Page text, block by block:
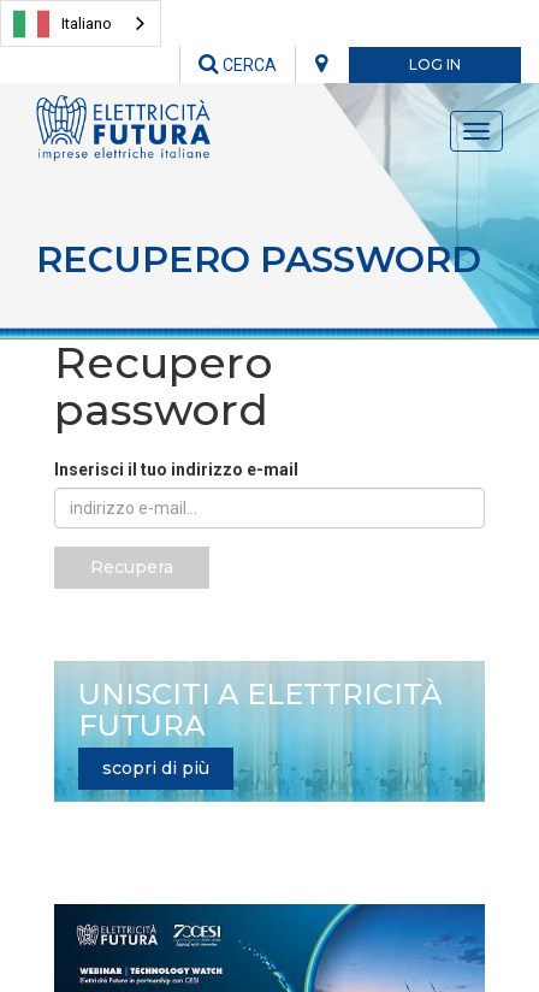
Italiano
LOG IN
CERCA
Toggle
RECUPERO PASSWORD
Recupero
password
Inserisci il tuo indirizzo e-mail
Recupera
UNISCITI A ELETTRICITÀ
FUTURA
scopri di più